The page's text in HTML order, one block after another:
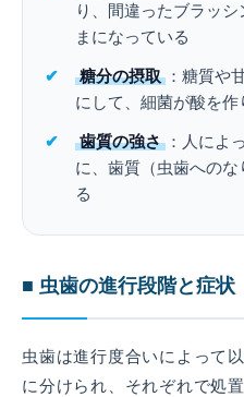
り、間違ったブラッ
まになっている
糖分の摂取 ：糖質や
にして、細菌が酸を作
歯質の強さ ：人によ
に、歯質（虫歯への
る
■ 虫歯の進行段階と症状
虫歯は進行度合いによって
に分けられ、それぞれで処